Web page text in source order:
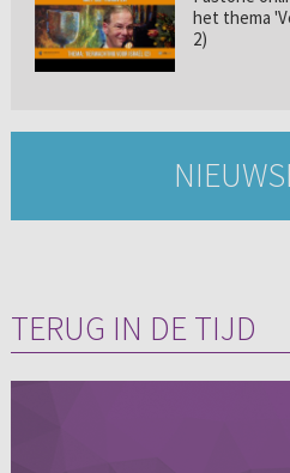
het thema
2)
TERUG IN DE TIJD